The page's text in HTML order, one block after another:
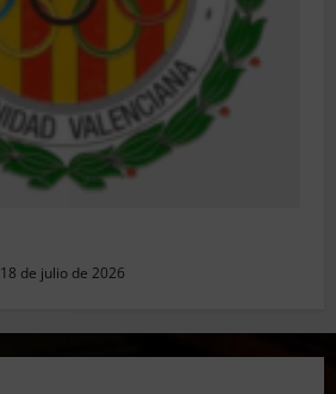
18 de julio de 2026